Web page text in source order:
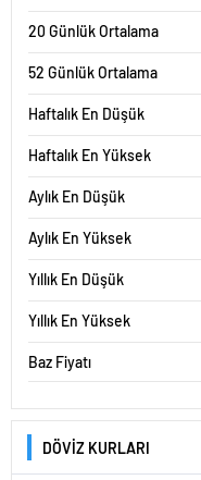
20 Günlük Ortalama
52 Günlük Ortalama
Haftalık En Düşük
Haftalık En Yüksek
Aylık En Düşük
Aylık En Yüksek
Yıllık En Düşük
Yıllık En Yüksek
Baz Fiyatı
DÖVİZ KURLARI